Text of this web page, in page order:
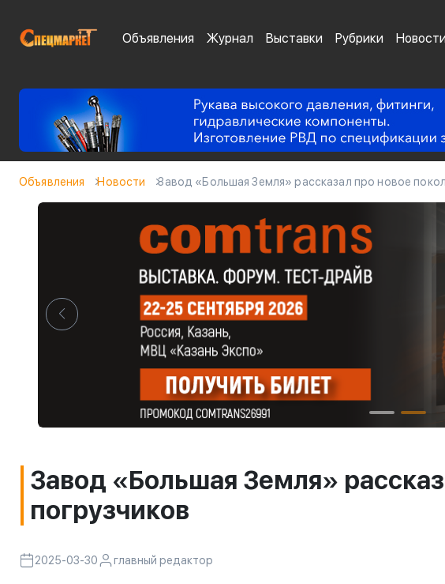
Объявления Журнал Выставки Рубрики Новости
Объявления Новости Завод «Большая Земля» рассказал про новое
Завод «Большая Земля»
погрузчиков
2025-03-30 главный редактор